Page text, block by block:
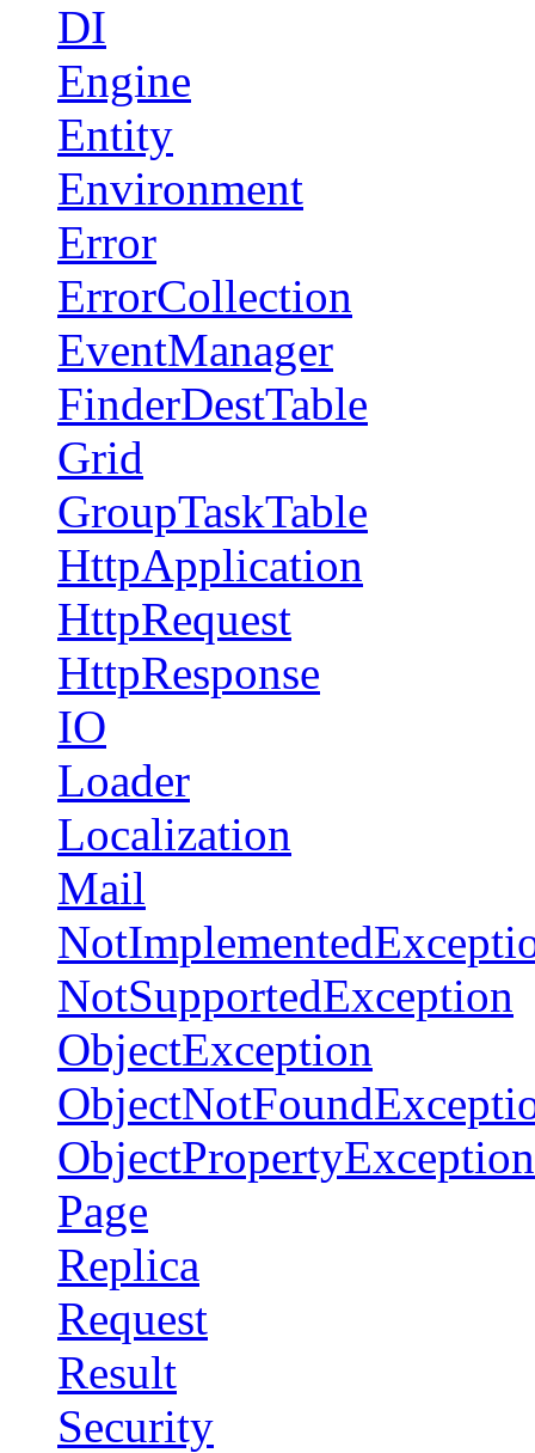
DI
Engine
Entity
Environment
Error
ErrorCollection
EventManager
FinderDestTable
Grid
GroupTaskTable
HttpApplication
HttpRequest
HttpResponse
IO
Loader
Localization
Mail
NotSupportedException
ObjectException
ObjectPropertyException
Page
Replica
Request
Result
Security